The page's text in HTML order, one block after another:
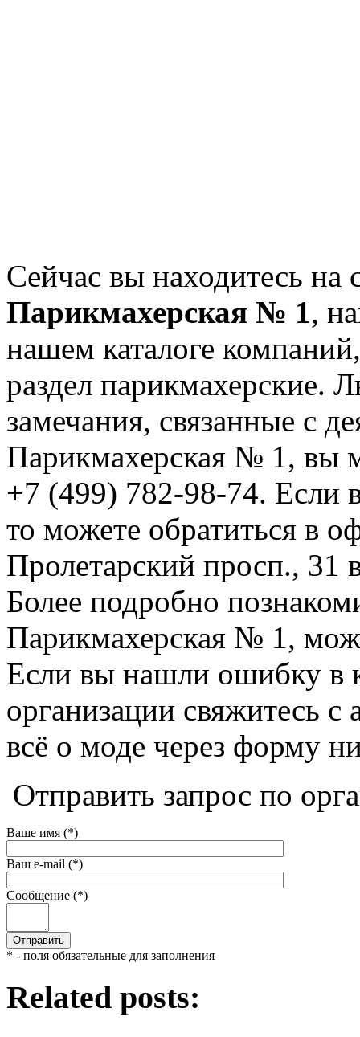
Сейчас вы находитесь на
Парикмахерская № 1,
нашем каталоге
раздел
замечания, связанные с
Парикмахерская № 1, вы
+7 (499) 782-98-74. Если
то можете обратиться в
Пролетарский просп., 31
Более подробно
Парикмахерская № 1,
Если вы нашли ошибку в
организации свяжитесь
всё о моде через форму
Отправить запрос по
Ваше имя (*)
Ваш e-mail (*)
Сообщение (*)
* - поля обязательные для заполнения
Related posts: